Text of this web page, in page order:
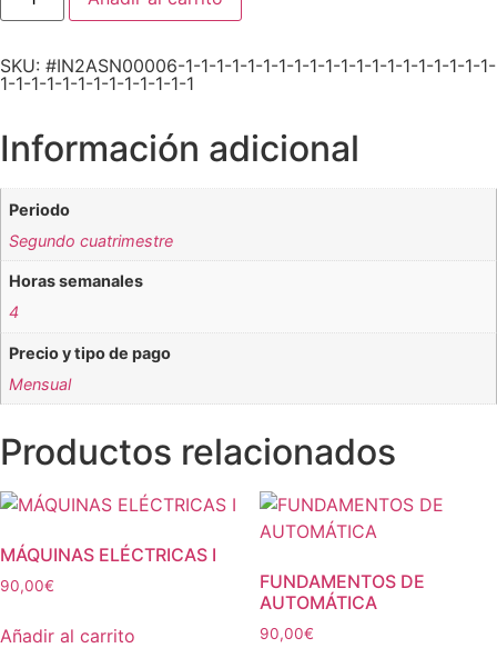
SKU: #IN2ASN00006-1-1-1-1-1-1-1-1-1-1-1-1-1-1-1-1-1-1-1-1-
1-1-1-1-1-1-1-1-1-1-1-1-1
Información adicional
Periodo
Segundo cuatrimestre
Horas semanales
4
Precio y tipo de pago
Mensual
Productos relacionados
MÁQUINAS ELÉCTRICAS I
90,00€
Añadir al carrito
FUNDAMENTOS DE
AUTOMÁTICA
90,00€